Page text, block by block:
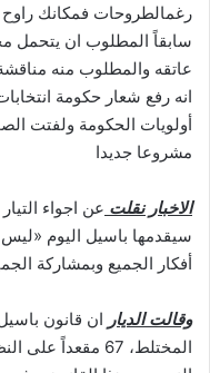
رغمالطروحات فمكانك
سابقاً المطلوب ان يتحمل
عاتقه والمطلوب منه
انه رفع شعار حكومة
أولويات الحكومة ولفتت
مشروعا جديدا
الاخبار نقلت عن اجواء
سيقدمها باسيل اليوم
أفكار الجميع وبمشاركة
وقالت الديار ان قانون